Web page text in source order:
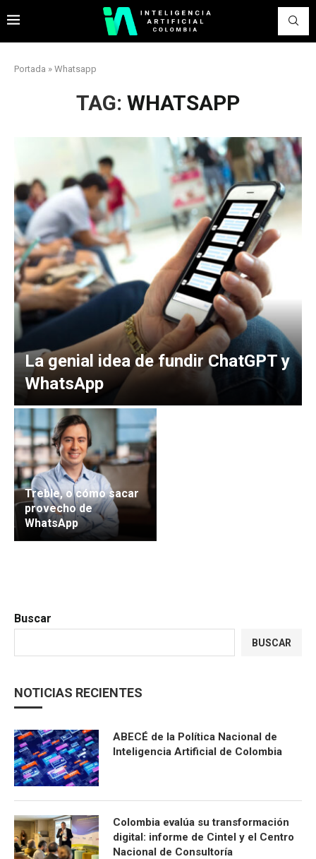
Portada » Whatsapp
TAG: WHATSAPP
La genial idea de fundir ChatGPT y
WhatsApp
Treble, o cómo sacar
provecho de
WhatsApp
Buscar
BUSCAR
NOTICIAS RECIENTES
ABECÉ de la Política Nacional de
Inteligencia Artificial de Colombia
Colombia evalúa su transformación
digital: informe de Cintel y el Centro
Nacional de Consultoría